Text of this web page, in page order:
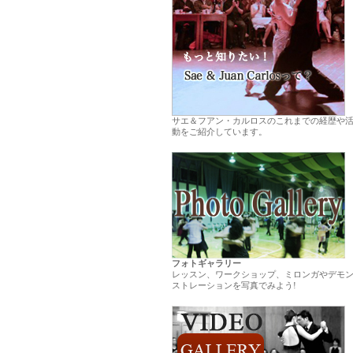
サエ＆フアン・カルロスのこれまでの経歴や活
動をご紹介しています。
フォトギャラリー
レッスン、ワークショップ、ミロンガやデモン
ストレーションを写真でみよう!